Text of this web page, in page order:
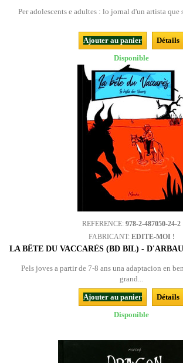
Per adolescents e adultes : lo jornal d'un artista que
Ajouter au panier
Détails
Disponible
REFERENCE: 978-2-487050-24-2
FABRICANT: EDITE-MOI !
LA BÊTE DU VACCARÈS (BD BIL) -
Pels joves a partir de 7-8 ans una adaptacion en
grand...
Ajouter au panier
Détails
Disponible